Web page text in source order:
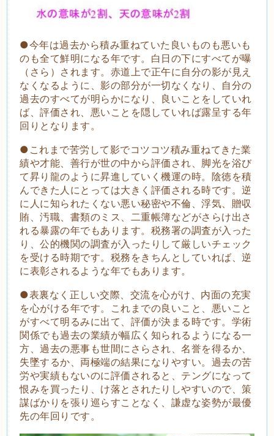
●今年は過去から積み重ねていた良いものも悪いも
のも全て鮮明になる年です。白日の下にすべてが曝
（さら）されます。赤道上で正午に自分の影が見え
なくなるように、影の部分が一切なくなり、自分の
過去のすべてが明らかになり、良いことをしていれ
ば、評価され、悪いことを隠していれば露呈する年
回りとなります。
●これまで苦労して影でコツコツ積み重ねてきた業
績や才能、善行が世の中から評価され、脚光を浴び
て昇り龍のように昇進していく機運の時。陰徳を積
んできた人にとっては大きく評価される時です。逆
に人に知られたくない悪い秘密や不倫、浮気、贈収
賄、汚職、書類のミス、二重帳簿などがさらけ出さ
れる暴露の年でもあります。税務署の調査が入った
り、公的機関の調査が入ったりして厳しいチェック
を受ける時期です。税務をきちんとしていれば、逆
に表彰されるような年でもあります。
●表裏なく正しい交際、交流を心がけ、内面の充実
を心がける年です。これまでの良いこと、悪いこと
がすべて明るみに出て、評価が決まる時です。学術
関係でも過去の業績が幅広く知られるようになる一
方、過去の悪事も世間にさらされ、名誉を得るか、
失墜するか、両極端の結果になりやすい。過去の苦
労や実績もないのに評価されると、テングになって
恨みを買ったり、け落とされたりしやすいので、策
謀ばかりを張り巡らすことなく、謙虚な姿勢が最優
先の年回りです。